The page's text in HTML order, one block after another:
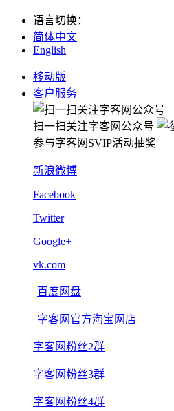
语言切换：
简体中文
English
移动版
客户服务
扫一扫关注字客网公众号
参与字客网SVIP活动抽奖
新浪微博
Facebook
Twitter
Google+
vk.com
百度网盘
字客网官方淘宝网店
字客网粉丝2群
字客网粉丝3群
字客网粉丝4群